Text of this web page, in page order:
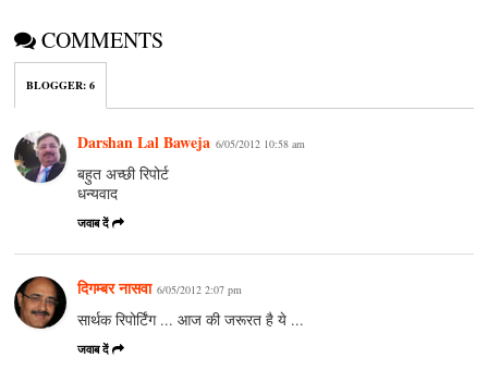
COMMENTS
BLOGGER:6
Darshan Lal Baweja 6/05/2012 10:58 am
बहुत अच्छी रिपोर्ट
धन्यवाद
जवाब दें
दिगम्बर नासवा 6/05/2012 2:07 pm
सार्थक रिपोर्टिंग ... आज की जरूरत है ये ...
जवाब दें